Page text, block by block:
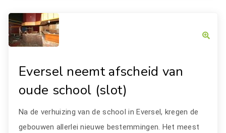
Eversel neemt afscheid van
oude school (slot)
Na de verhuizing van de school in Eversel, kregen de
gebouwen allerlei nieuwe bestemmingen. Het meest